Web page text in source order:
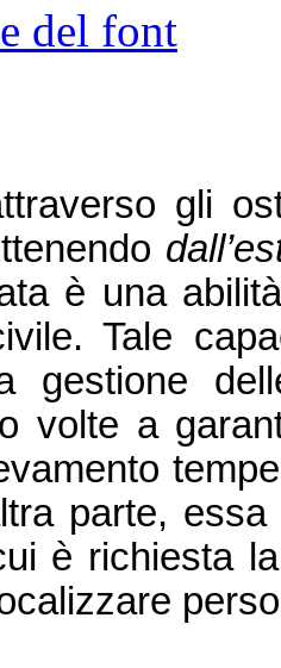
del font
gli
è una
Tale
gestione
volte a
parte,
è richiesta